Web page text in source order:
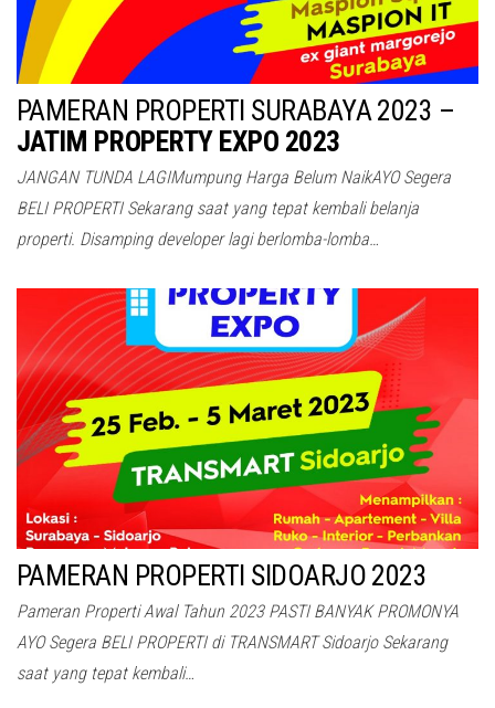
PAMERAN PROPERTI SURABAYA 2023 –
JATIM PROPERTY EXPO 2023
JANGAN TUNDA LAGIMumpung Harga Belum NaikAYO Segera
BELI PROPERTI Sekarang saat yang tepat kembali belanja
properti. Disamping developer lagi berlomba-lomba…
PAMERAN PROPERTI SIDOARJO 2023
Pameran Properti Awal Tahun 2023 PASTI BANYAK PROMONYA
AYO Segera BELI PROPERTI di TRANSMART Sidoarjo Sekarang
saat yang tepat kembali…